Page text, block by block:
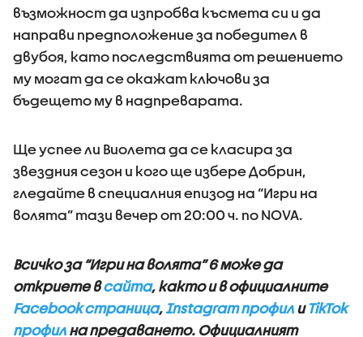
възможност да изпробва късмета си и да
направи предположение за победител в
двубоя, като последствията от решението
му могат да се окажат ключови за
бъдещето му в надпреварата.
Ще успее ли Виолета да се класира за
звездния сезон и кого ще избере Добрин,
гледайте в специалния епизод на “Игри на
волята” тази вечер от 20:00 ч. по NOVA.
Всичко за “Игри на волята” 6 може да
откриете всайта, както и в официалните
Facebook страница, Instagram профил и TikTok
профил на предаването. Официалният